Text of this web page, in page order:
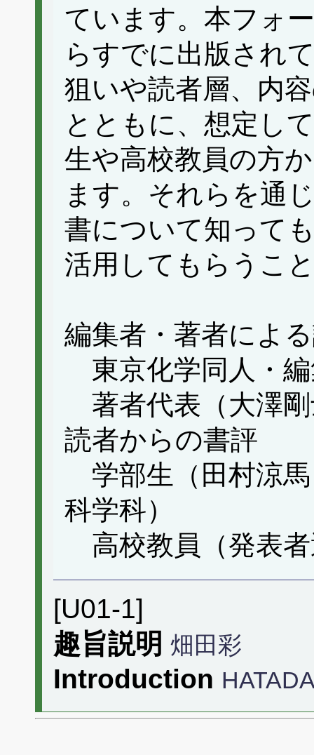
ています。本フォ
らすでに出版され
狙いや読者層、内
とともに、想定し
生や高校教員の方
ます。それらを通
書について知って
活用してもらうこ
編集者・著者によ
東京化学同人・
著者代表（大澤
読者からの書評
学部生（田村涼
科学科）
高校教員（発表
[U01-1]
趣旨説明 畑田彩
Introduction